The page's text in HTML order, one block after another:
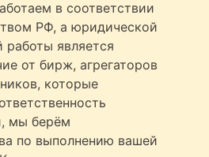
в соответствии
РФ, а юридической
работы является
от бирж, агрегаторов
которые
мы берём
по выполнению вашей